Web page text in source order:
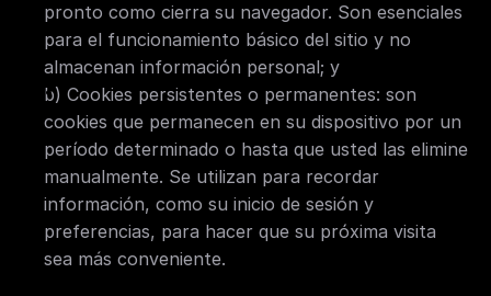
pronto como cierra su navegador. Son esenciales
para el funcionamiento básico del sitio y no
almacenan información personal; y
b) Cookies persistentes o permanentes: son
cookies que permanecen en su dispositivo por un
período determinado o hasta que usted las elimine
manualmente. Se utilizan para recordar
información, como su inicio de sesión y
preferencias, para hacer que su próxima visita
sea más conveniente.